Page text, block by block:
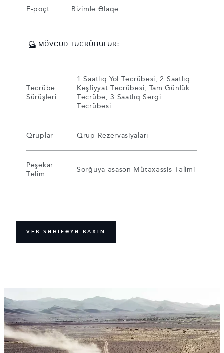
E-poçt Bizimlə Əlaqə
MÖVCUD TƏCRÜBƏLƏR:
Təcrübə
Sürüşləri
1 Saatlıq Yol Təcrübəsi, 2 Saatlıq
Kəşfiyyat Təcrübəsi, Tam Günlük
Təcrübə, 3 Saatlıq Sərgi
Təcrübəsi
Qruplar Qrup Rezervasiyaları
Peşəkar
Təlim
Sorğuya əsasən Mütəxəssis Təlimi
VEB SƏHIFƏYƏ BAXIN